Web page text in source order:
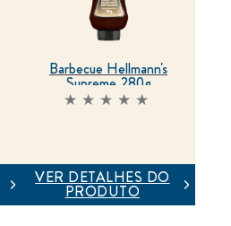
Barbecue Hellmann's
Supreme 280g
Nenhuma
product
VER DETALHES DO
PRODUTO